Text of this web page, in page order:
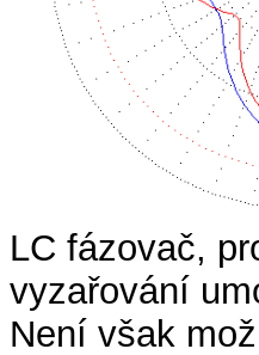
LC fázovač,
vyzařování
Není však